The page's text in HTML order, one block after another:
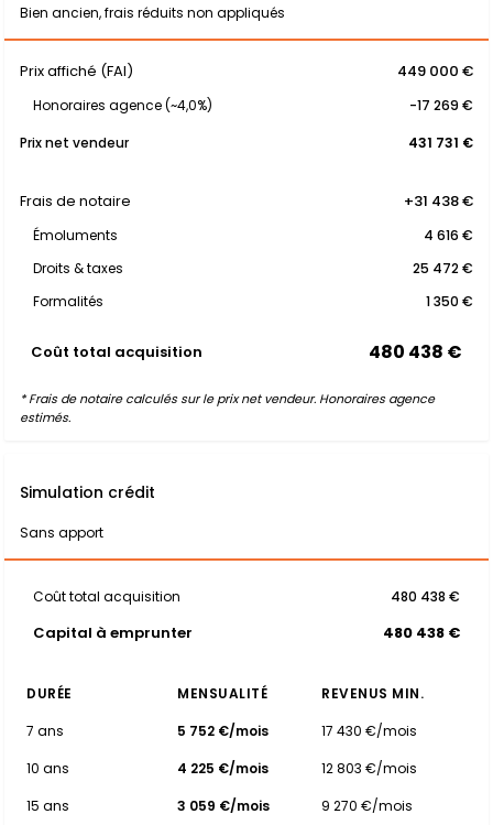
Bien ancien, frais réduits non appliqués
Prix affiché (FAI) 449 000 €
Honoraires agence (~4,0%)
-17 269 €
Prix net vendeur
431 731 €
Frais de notaire +31 438 €
Émoluments
4 616 €
Droits & taxes
25 472 €
Formalités
1 350 €
Coût total acquisition 480 438 €
* Frais de notaire calculés sur le prix net vendeur. Honoraires agence
estimés.
Simulation crédit
Sans apport
Coût total acquisition 480 438 €
Capital à emprunter 480 438 €
DURÉE MENSUALITÉ
REVENUS MIN.
7 ans
5 752 €/mois
17 430 €/mois
10 ans
4 225 €/mois
12 803 €/mois
15 ans
3 059 €/mois 9 270 €/mois